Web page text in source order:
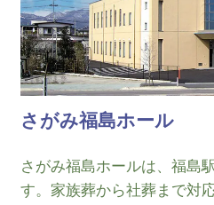
さがみ福島ホール
さがみ福島ホールは、福島
す。家族葬から社葬まで対